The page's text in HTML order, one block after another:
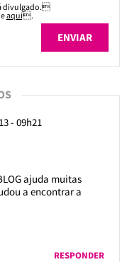
divulgado.
aqui.
- 09h21
ajuda muitas
a encontrar a
RESPONDER